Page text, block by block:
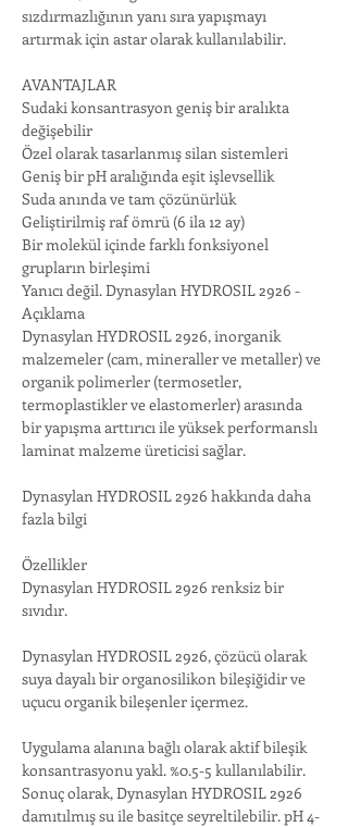
sızdırmazlığının yanı sıra yapışmayı
artırmak için astar olarak kullanılabilir.
AVANTAJLAR
Sudaki konsantrasyon geniş bir aralıkta
değişebilir
Özel olarak tasarlanmış silan sistemleri
Geniş bir pH aralığında eşit işlevsellik
Suda anında ve tam çözünürlük
Geliştirilmiş raf ömrü (6 ila 12 ay)
Bir molekül içinde farklı fonksiyonel
grupların birleşimi
Yanıcı değil. Dynasylan HYDROSIL 2926 -
Açıklama
Dynasylan HYDROSIL 2926, inorganik
malzemeler (cam, mineraller ve metaller) ve
organik polimerler (termosetler,
termoplastikler ve elastomerler) arasında
bir yapışma arttırıcı ile yüksek performanslı
laminat malzeme üreticisi sağlar.
Dynasylan HYDROSIL 2926 hakkında daha
fazla bilgi
Özellikler
Dynasylan HYDROSIL 2926 renksiz bir
sıvıdır.
Dynasylan HYDROSIL 2926, çözücü olarak
suya dayalı bir organosilikon bileşiğidir ve
uçucu organik bileşenler içermez.
Uygulama alanına bağlı olarak aktif bileşik
konsantrasyonu yakl. %0.5-5 kullanılabilir.
Sonuç olarak, Dynasylan HYDROSIL 2926
damıtılmış su ile basitçe seyreltilebilir. pH 4-